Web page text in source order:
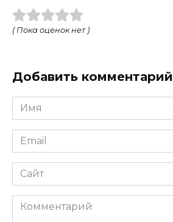
( Пока оценок нет )
Добавить комментарий
Имя
Email
Сайт
Комментарий